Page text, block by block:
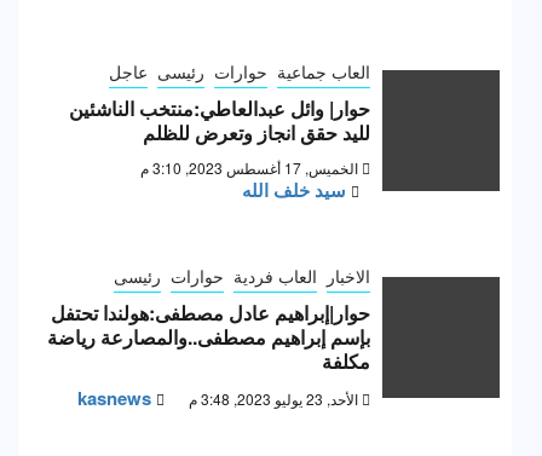
العاب جماعية حوارات رئيسى عاجل
حوار| وائل عبدالعاطي:منتخب الناشئين
لليد حقق انجاز وتعرض للظلم
الخميس, 17 أغسطس 2023, 3:10 م
سيد خلف الله
الاخبار العاب فردية حوارات رئيسى
حوار|إبراهيم عادل مصطفى:هولندا تحتفل
بإسم إبراهيم مصطفى..والمصارعة رياضة
مكلفة
الأحد, 23 يوليو 2023, 3:48 م kasnews